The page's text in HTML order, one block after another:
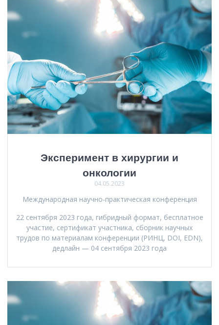
Эксперимент в хирургии и
онкологии
04.05.2023
Международная научно-практическая конференция
22 сентября 2023 года, гибридный формат, бесплатное
участие, сертификат участника, сборник научных
трудов по материалам конференции (РИНЦ, DOI, EDN),
дедлайн — 04 сентября 2023 года